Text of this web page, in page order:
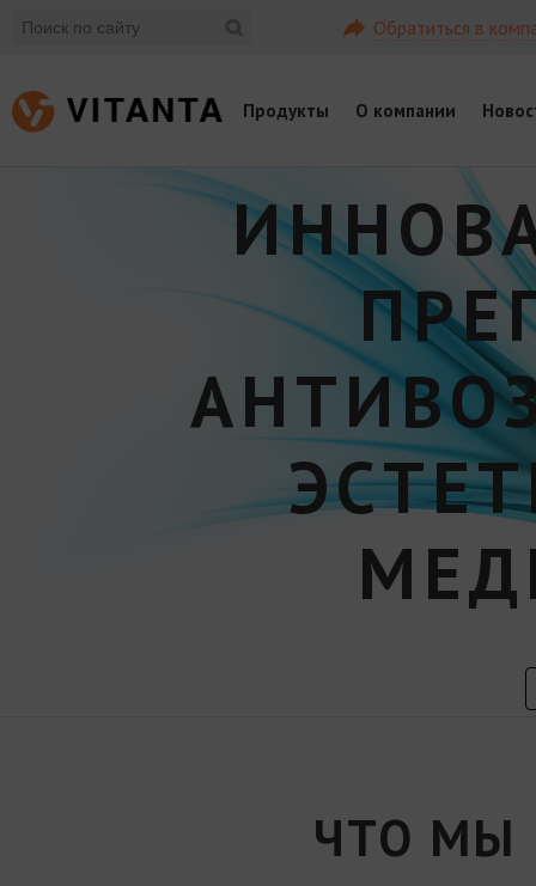
Обратиться в
Продукты О компании
ЧТО МЫ